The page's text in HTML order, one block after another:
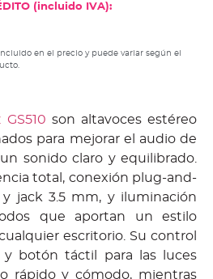
(incluido IVA):
en el precio y puede variar según el
son altavoces estéreo
para mejorar el audio de
sonido claro y equilibrado.
total, conexión plug-and-
jack 3.5 mm, y iluminación
que aportan un estilo
escritorio. Su control
botón táctil para las luces
rápido y cómodo, mientras